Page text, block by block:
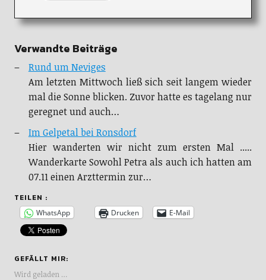
Verwandte Beiträge
Rund um Neviges
Am letzten Mittwoch ließ sich seit langem wieder
mal die Sonne blicken. Zuvor hatte es tagelang nur
geregnet und auch…
Im Gelpetal bei Ronsdorf
Hier wanderten wir nicht zum ersten Mal .....
Wanderkarte Sowohl Petra als auch ich hatten am
07.11 einen Arzttermin zur…
TEILEN :
WhatsApp Drucken E-Mail
GEFÄLLT MIR:
Wird geladen …